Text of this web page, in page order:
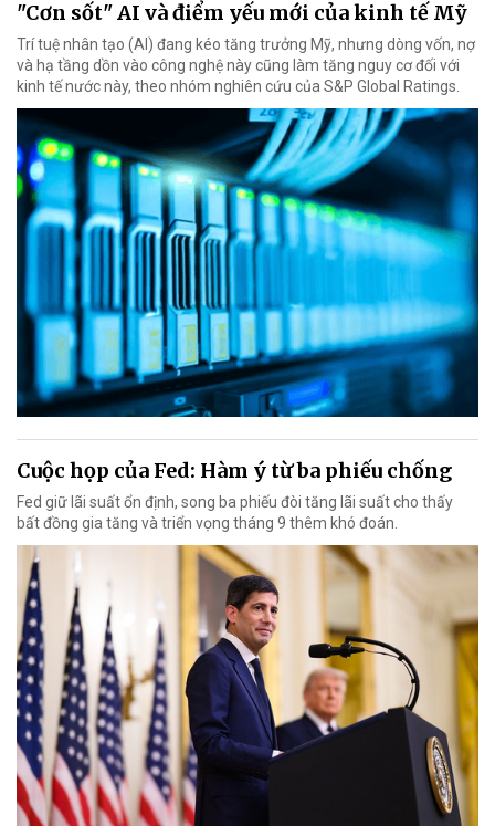
"Cơn sốt" AI và điểm yếu mới của kinh tế Mỹ
Trí tuệ nhân tạo (AI) đang kéo tăng trưởng Mỹ, nhưng dòng vốn, nợ
và hạ tầng dồn vào công nghệ này cũng làm tăng nguy cơ đối với
kinh tế nước này, theo nhóm nghiên cứu của S&P Global Ratings.
Cuộc họp của Fed: Hàm ý từ ba phiếu chống
Fed giữ lãi suất ổn định, song ba phiếu đòi tăng lãi suất cho thấy
bất đồng gia tăng và triển vọng tháng 9 thêm khó đoán.